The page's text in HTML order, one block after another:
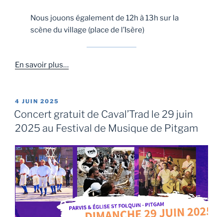
Nous jouons également de 12h à 13h sur la
scène du village (place de l’Isère)
En savoir plus…
PUBLIÉ
LE
4 JUIN 2025
Concert gratuit de Caval’Trad le 29 juin
2025 au Festival de Musique de Pitgam